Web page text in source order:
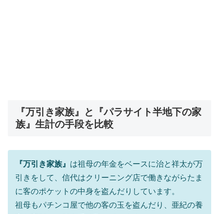
『万引き家族』と『パラサイト半地下の家
族』生計の手段を比較
『万引き家族』 は祖母の年金をベースに治と祥太が万
引きをして、信代はクリーニング店で働きながらたま
に客のポケットの中身を盗んだりしています。
祖母もパチンコ屋で他の客の玉を盗んだり、亜紀の養